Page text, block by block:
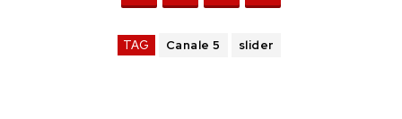
TAG Canale 5 slider